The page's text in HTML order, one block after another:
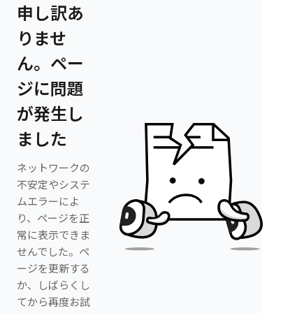
申し訳あ
りませ
ん。ペー
ジに問題
が発生し
ました
ネットワークの
不安定やシステ
ムエラーによ
り、ページを正
常に表示できま
せんでした。ペ
ージを更新する
か、しばらくし
てから再度お試